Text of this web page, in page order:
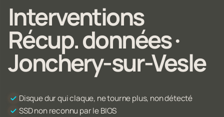
Interventions
Récup. données ·
Jonchery-sur-Vesle
Disque dur qui claque, ne tourne plus, non détecté
SSD non reconnu par le BIOS